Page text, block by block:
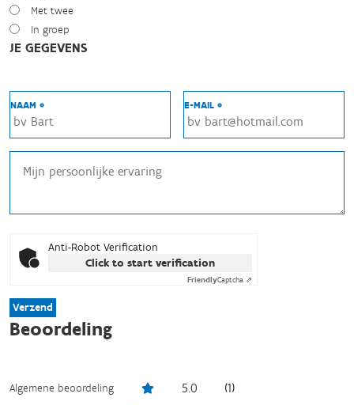
Met twee
In groep
JE GEGEVENS
NAAM * E-MAIL *
Anti-Robot Verification
Click to start verification
FriendlyCaptcha ⇗
Verzend
Beoordeling
Algemene beoordeling 5.0 (1)